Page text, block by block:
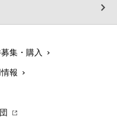
集・購入
報